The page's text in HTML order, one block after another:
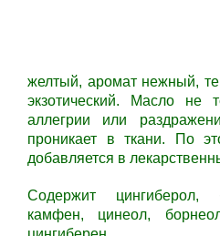
желтый, аромат нежный,
экзотический. Масло не
аллегрии или
проникает в ткани. По
добавляется в
Содержит цингиберол,
камфен, цинеол,